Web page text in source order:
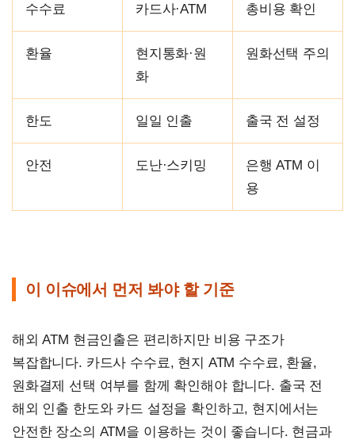
수수료 카드사·ATM 총비용 확인
환율
현지통화·원
화
원화선택 주의
한도 일일 인출 출국 전 설정
안전 도난·스키밍
은행 ATM 이
용
이 이슈에서 먼저 봐야 할 기준
해외 ATM 현금인출은 편리하지만 비용 구조가
복잡합니다. 카드사 수수료, 현지 ATM 수수료, 환율,
원화결제 선택 여부를 함께 확인해야 합니다. 출국 전
해외 인출 한도와 카드 설정을 확인하고, 현지에서는
안전한 장소의 ATM을 이용하는 것이 좋습니다. 현금과